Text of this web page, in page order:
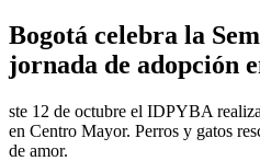
Bogotá celebra la
jornada de adopción
ste 12 de octubre el IDPYBA
en Centro Mayor. Perros y gatos
de amor.